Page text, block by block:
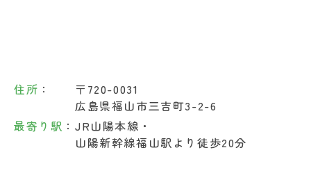
住所 ：
〒720-0031
広島県福山市三吉町3-2-6
最寄り駅 ：JR山陽本線・
山陽新幹線福山駅より徒歩20分